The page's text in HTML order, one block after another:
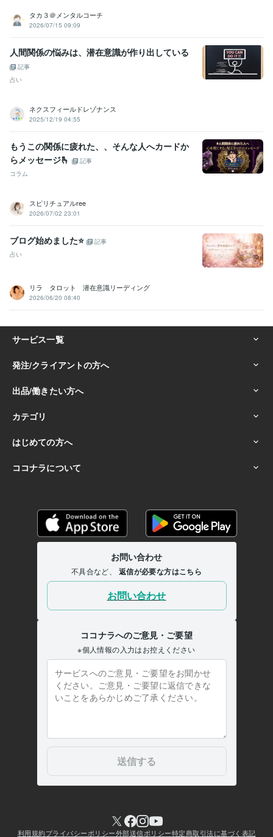
タカ３＠メンタルコーチ
2026/07/15 09:09
人間関係の悩みは、潜在意識が作り出している
記事
占い
ネクスフィールドレゾナンス
2025/12/19 04:55
もうこの関係に疲れた、、そんな人へカードか
らメッセージ🫰
記事
コラム
スピリチュアルree
2026/07/02 23:01
ブログ始めました⭐️
記事
占い
リラ タロット 潜在意識リーディング
2026/06/20 08:40